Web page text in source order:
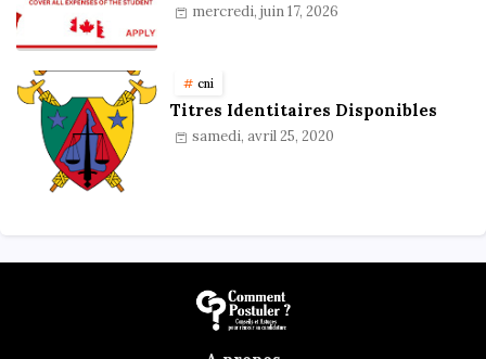
mercredi, juin 17, 2026
cni
Titres Identitaires Disponibles
samedi, avril 25, 2020